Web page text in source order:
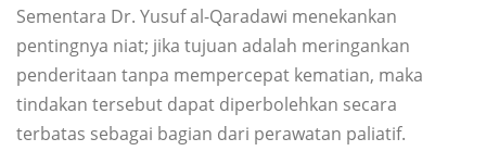
Sementara Dr. Yusuf al-Qaradawi menekankan
pentingnya niat; jika tujuan adalah meringankan
penderitaan tanpa mempercepat kematian, maka
tindakan tersebut dapat diperbolehkan secara
terbatas sebagai bagian dari perawatan paliatif.